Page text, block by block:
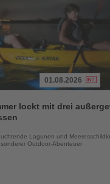
01.08.2026
lockt mit drei
Lagunen und
Outdoor-Abenteuer